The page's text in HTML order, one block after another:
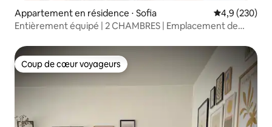
Appartement en résidence ⋅ Sofia Évaluation
4,9 (230)
Entièrement équipé | 2 CHAMBRES | Emplacement de
Coup de cœur voyageurs
Coup de cœur voyageurs